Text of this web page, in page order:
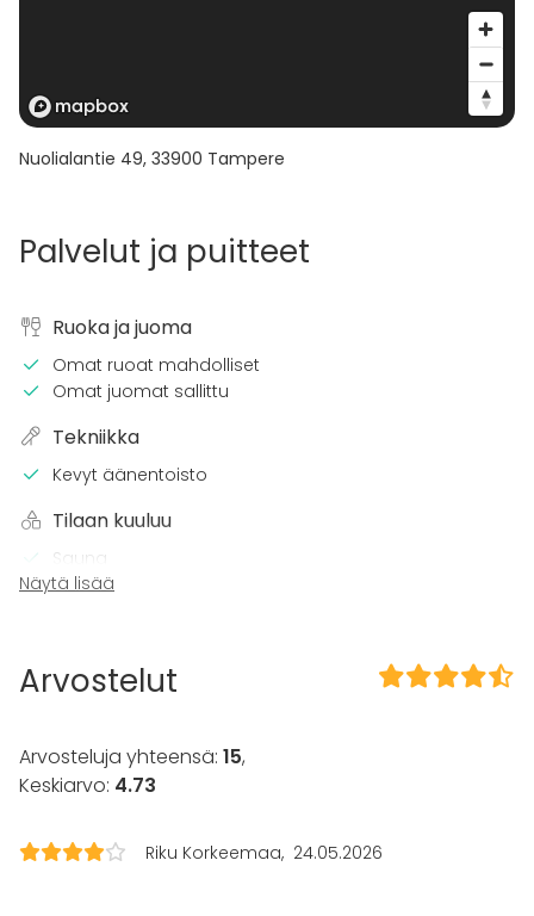
Nuolialantie 49, 33900 Tampere
Palvelut ja puitteet
Ruoka ja juoma
Omat ruoat mahdolliset
Omat juomat sallittu
Tekniikka
Kevyt äänentoisto
Tilaan kuuluu
Sauna
Astiasto
Juhlat
Häät
Kokous
Näytä lisää
Arvostelut
Arvosteluja yhteensä: 15,
Keskiarvo: 4.73
Riku Korkeemaa 24.05.2026